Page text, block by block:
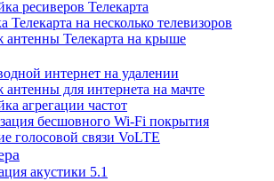
ресиверов Телекарта
Телекарта на несколько телевизоров
Телекарта на крыше
интернет на удалении
для интернета на мачте
агрегации частот
бесшовного Wi-Fi покрытия
голосовой связи VoLTE
акустики 5.1